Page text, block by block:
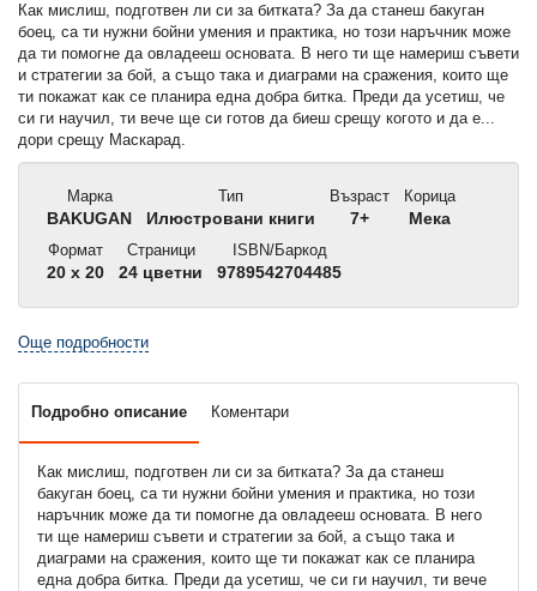
Как мислиш, подготвен ли си за битката? За да станеш бакуган
боец, са ти нужни бойни умения и практика, но този наръчник може
да ти помогне да овладееш основата. В него ти ще намериш съвети
и стратегии за бой, а също така и диаграми на сражения, които ще
ти покажат как се планира една добра битка. Преди да усетиш, че
си ги научил, ти вече ще си готов да биеш срещу когото и да е...
дори срещу Маскарад.
Марка
BAKUGAN
Тип
Илюстровани книги
Възраст
7+
Корица
Мека
Формат
20 x 20
Страници
24 цветни
ISBN/Баркод
9789542704485
Още подробности
Подробно описание Коментари
Как мислиш, подготвен ли си за битката? За да станеш
бакуган боец, са ти нужни бойни умения и практика, но този
наръчник може да ти помогне да овладееш основата. В него
ти ще намериш съвети и стратегии за бой, а също така и
диаграми на сражения, които ще ти покажат как се планира
една добра битка. Преди да усетиш, че си ги научил, ти вече